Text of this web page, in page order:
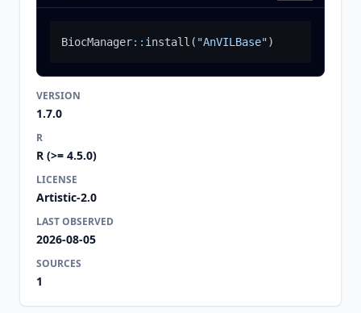
BiocManager:: install ( "AnVILBase")
VERSION
1.7.0
R
R (>= 4.5.0)
LICENSE
Artistic-2.0
LAST OBSERVED
2026-08-05
SOURCES
1